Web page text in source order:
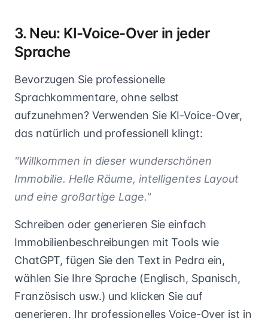
3. Neu: KI-Voice-Over in jeder
Sprache
Bevorzugen Sie professionelle
Sprachkommentare, ohne selbst
aufzunehmen? Verwenden Sie KI-Voice-Over,
das natürlich und professionell klingt:
"Willkommen in dieser wunderschönen
Immobilie. Helle Räume, intelligentes Layout
und eine großartige Lage."
Schreiben oder generieren Sie einfach
Immobilienbeschreibungen mit Tools wie
ChatGPT, fügen Sie den Text in Pedra ein,
wählen Sie Ihre Sprache (Englisch, Spanisch,
Französisch usw.) und klicken Sie auf
generieren. Ihr professionelles Voice-Over ist in